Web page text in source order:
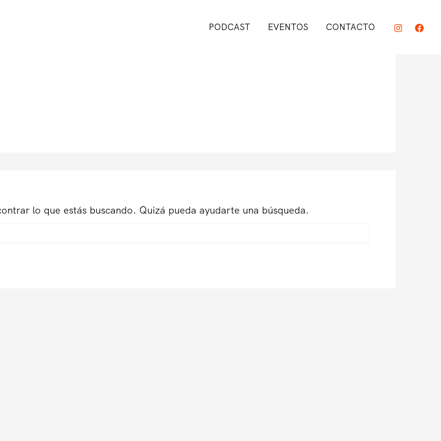
PODCAST EVENTOS CONTACTO
lo que estás buscando. Quizá pueda ayudarte una búsqueda.